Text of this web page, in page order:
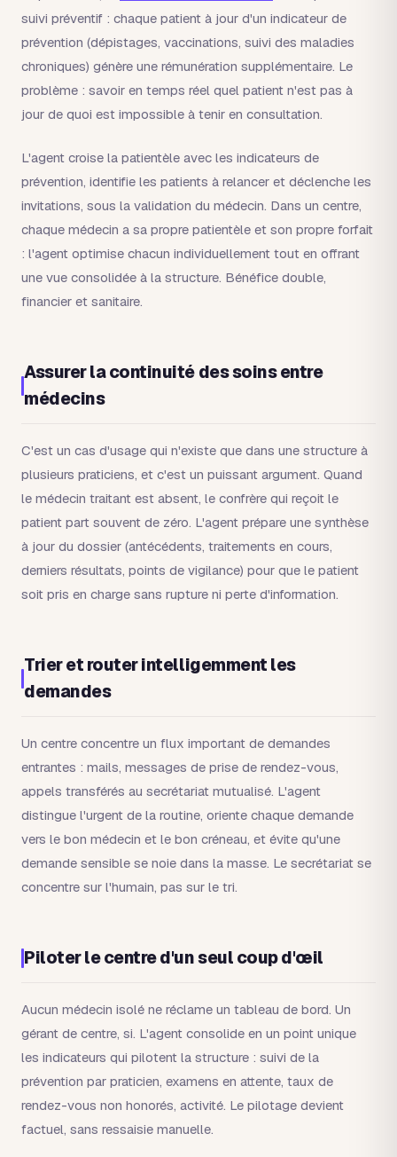
suivi préventif : chaque patient à jour d'un indicateur de
prévention (dépistages, vaccinations, suivi des maladies
chroniques) génère une rémunération supplémentaire. Le
problème : savoir en temps réel quel patient n'est pas à
jour de quoi est impossible à tenir en consultation.
L'agent croise la patientèle avec les indicateurs de
prévention, identifie les patients à relancer et déclenche les
invitations, sous la validation du médecin. Dans un centre,
chaque médecin a sa propre patientèle et son propre forfait
: l'agent optimise chacun individuellement tout en offrant
une vue consolidée à la structure. Bénéfice double,
financier et sanitaire.
Assurer la continuité des soins entre
médecins
C'est un cas d'usage qui n'existe que dans une structure à
plusieurs praticiens, et c'est un puissant argument. Quand
le médecin traitant est absent, le confrère qui reçoit le
patient part souvent de zéro. L'agent prépare une synthèse
à jour du dossier (antécédents, traitements en cours,
derniers résultats, points de vigilance) pour que le patient
soit pris en charge sans rupture ni perte d'information.
Trier et router intelligemment les
demandes
Un centre concentre un flux important de demandes
entrantes : mails, messages de prise de rendez-vous,
appels transférés au secrétariat mutualisé. L'agent
distingue l'urgent de la routine, oriente chaque demande
vers le bon médecin et le bon créneau, et évite qu'une
demande sensible se noie dans la masse. Le secrétariat se
concentre sur l'humain, pas sur le tri.
Piloter le centre d'un seul coup d'œil
Aucun médecin isolé ne réclame un tableau de bord. Un
gérant de centre, si. L'agent consolide en un point unique
les indicateurs qui pilotent la structure : suivi de la
prévention par praticien, examens en attente, taux de
rendez-vous non honorés, activité. Le pilotage devient
factuel, sans ressaisie manuelle.